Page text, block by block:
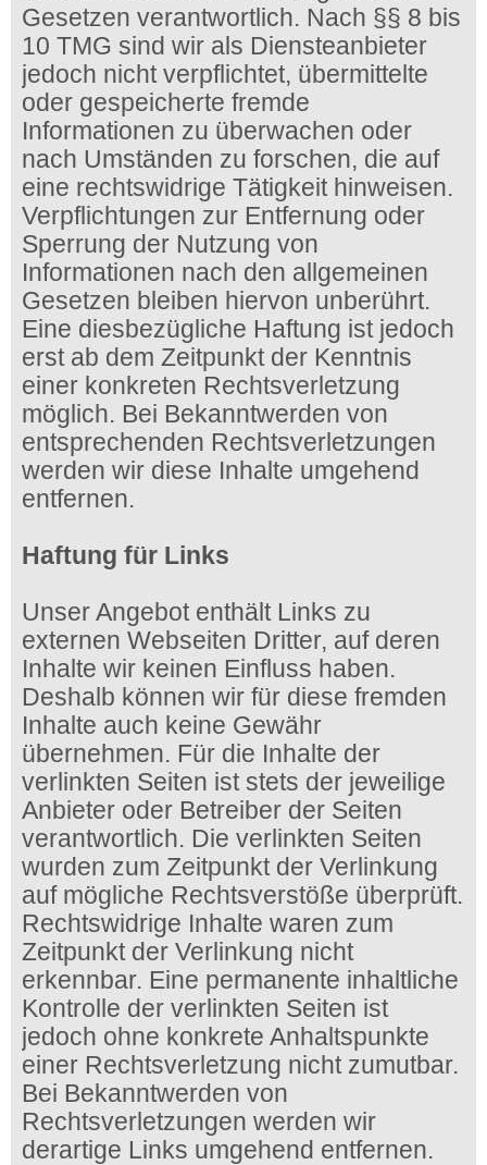
Gesetzen verantwortlich. Nach §§ 8 bis
10 TMG sind wir als Diensteanbieter
jedoch nicht verpflichtet, übermittelte
oder gespeicherte fremde
Informationen zu überwachen oder
nach Umständen zu forschen, die auf
eine rechtswidrige Tätigkeit hinweisen.
Verpflichtungen zur Entfernung oder
Sperrung der Nutzung von
Informationen nach den allgemeinen
Gesetzen bleiben hiervon unberührt.
Eine diesbezügliche Haftung ist jedoch
erst ab dem Zeitpunkt der Kenntnis
einer konkreten Rechtsverletzung
möglich. Bei Bekanntwerden von
entsprechenden Rechtsverletzungen
werden wir diese Inhalte umgehend
entfernen.
Haftung für Links
Unser Angebot enthält Links zu
externen Webseiten Dritter, auf deren
Inhalte wir keinen Einfluss haben.
Deshalb können wir für diese fremden
Inhalte auch keine Gewähr
übernehmen. Für die Inhalte der
verlinkten Seiten ist stets der jeweilige
Anbieter oder Betreiber der Seiten
verantwortlich. Die verlinkten Seiten
wurden zum Zeitpunkt der Verlinkung
auf mögliche Rechtsverstöße überprüft.
Rechtswidrige Inhalte waren zum
Zeitpunkt der Verlinkung nicht
erkennbar. Eine permanente inhaltliche
Kontrolle der verlinkten Seiten ist
jedoch ohne konkrete Anhaltspunkte
einer Rechtsverletzung nicht zumutbar.
Bei Bekanntwerden von
Rechtsverletzungen werden wir
derartige Links umgehend entfernen.